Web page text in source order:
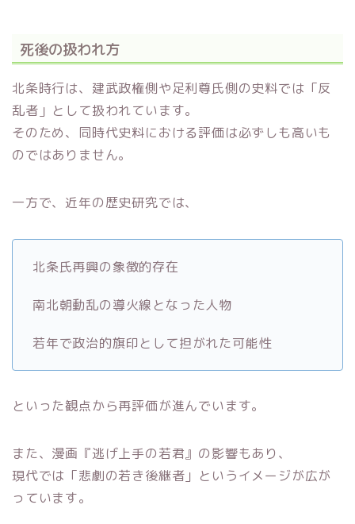
死後の扱われ方
北条時行は、建武政権側や足利尊氏側の史料では「反
乱者」として扱われています。
そのため、同時代史料における評価は必ずしも高いも
のではありません。
一方で、近年の歴史研究では、
北条氏再興の象徴的存在
南北朝動乱の導火線となった人物
若年で政治的旗印として担がれた可能性
といった観点から再評価が進んでいます。
また、漫画『逃げ上手の若君』の影響もあり、
現代では「悲劇の若き後継者」というイメージが広が
っています。